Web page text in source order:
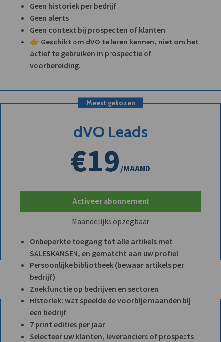
Geen historiek per bedrijf
Geen alerts
Geen context bij prospecten of klanten
👉 Geschikt om dVO te leren kennen, niet om het
actief te gebruiken in prospectie of
voorbereiding.
Meest gekozen
dVO Leads
€19/MAAND
Activeer abonnement
Maandelijks opzegbaar
Onbeperkte toegang tot alle artikels met
SALESKANSEN, en gematcht aan uw profiel
Persoonlijke bibliotheek (bewaar artikels per
bedrijf)
Zoekfunctie op bedrijven en sectoren
Historiek: wat speelde de voorbije maanden bij
een bedrijf
7 print edities per jaar
Selecteer uw klanten, leveranciers of prospects